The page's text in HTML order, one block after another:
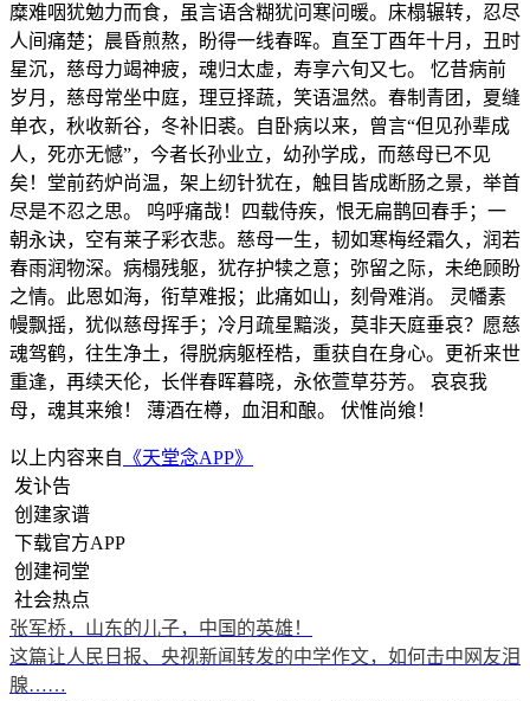
糜难咽犹勉力而食，虽言语含糊犹问寒问暖。床榻辗转，忍尽
人间痛楚；晨昏煎熬，盼得一线春晖。直至丁酉年十月，丑时
星沉，慈母力竭神疲，魂归太虚，寿享六旬又七。 忆昔病前
岁月，慈母常坐中庭，理豆择蔬，笑语温然。春制青团，夏缝
单衣，秋收新谷，冬补旧裘。自卧病以来，曾言“但见孙辈成
人，死亦无憾”，今者长孙业立，幼孙学成，而慈母已不见
矣！堂前药炉尚温，架上纫针犹在，触目皆成断肠之景，举首
尽是不忍之思。 呜呼痛哉！四载侍疾，恨无扁鹊回春手；一
朝永诀，空有莱子彩衣悲。慈母一生，韧如寒梅经霜久，润若
春雨润物深。病榻残躯，犹存护犊之意；弥留之际，未绝顾盼
之情。此恩如海，衔草难报；此痛如山，刻骨难消。 灵幡素
幔飘摇，犹似慈母挥手；冷月疏星黯淡，莫非天庭垂哀？愿慈
魂驾鹤，往生净土，得脱病躯桎梏，重获自在身心。更祈来世
重逢，再续天伦，长伴春晖暮晓，永依萱草芬芳。 哀哀我
母，魂其来飨！ 薄酒在樽，血泪和酿。 伏惟尚飨！
以上内容来自 《天堂念APP》
发讣告
创建家谱
下载官方APP
创建祠堂
社会热点
张军桥，山东的儿子，中国的英雄！
这篇让人民日报、央视新闻转发的中学作文，如何击中网友泪
腺……